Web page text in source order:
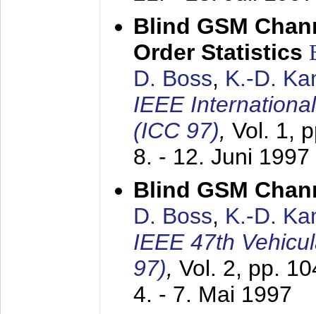
Blind GSM
Order Statistics
D. Boss, K.-D.
IEEE
(ICC 97), Vol. 1,
8. - 12. Juni 1997
Blind GSM
D. Boss, K.-D.
IEEE 47th
97), Vol. 2, pp.
4. - 7. Mai 1997